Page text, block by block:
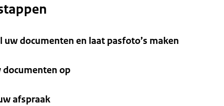
uw documenten en laat pasfoto’s maken
documenten op
afspraak